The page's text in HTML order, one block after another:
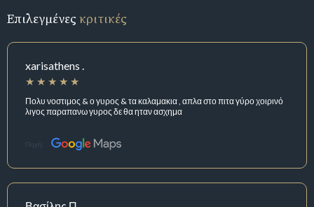
Επιλεγμένεςκριτικές
xarisathens .
Πολυ νοστιμος & ο γυρος & τα καλαμακια , απλα στο πιτα γύρο χοιρινό
λιγος παραπανω γυρος δε θα ηταν ασχημα
Πηγή: